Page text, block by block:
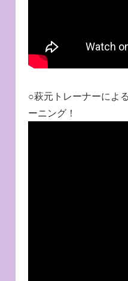
○萩元トレーナーによ
ーニング！